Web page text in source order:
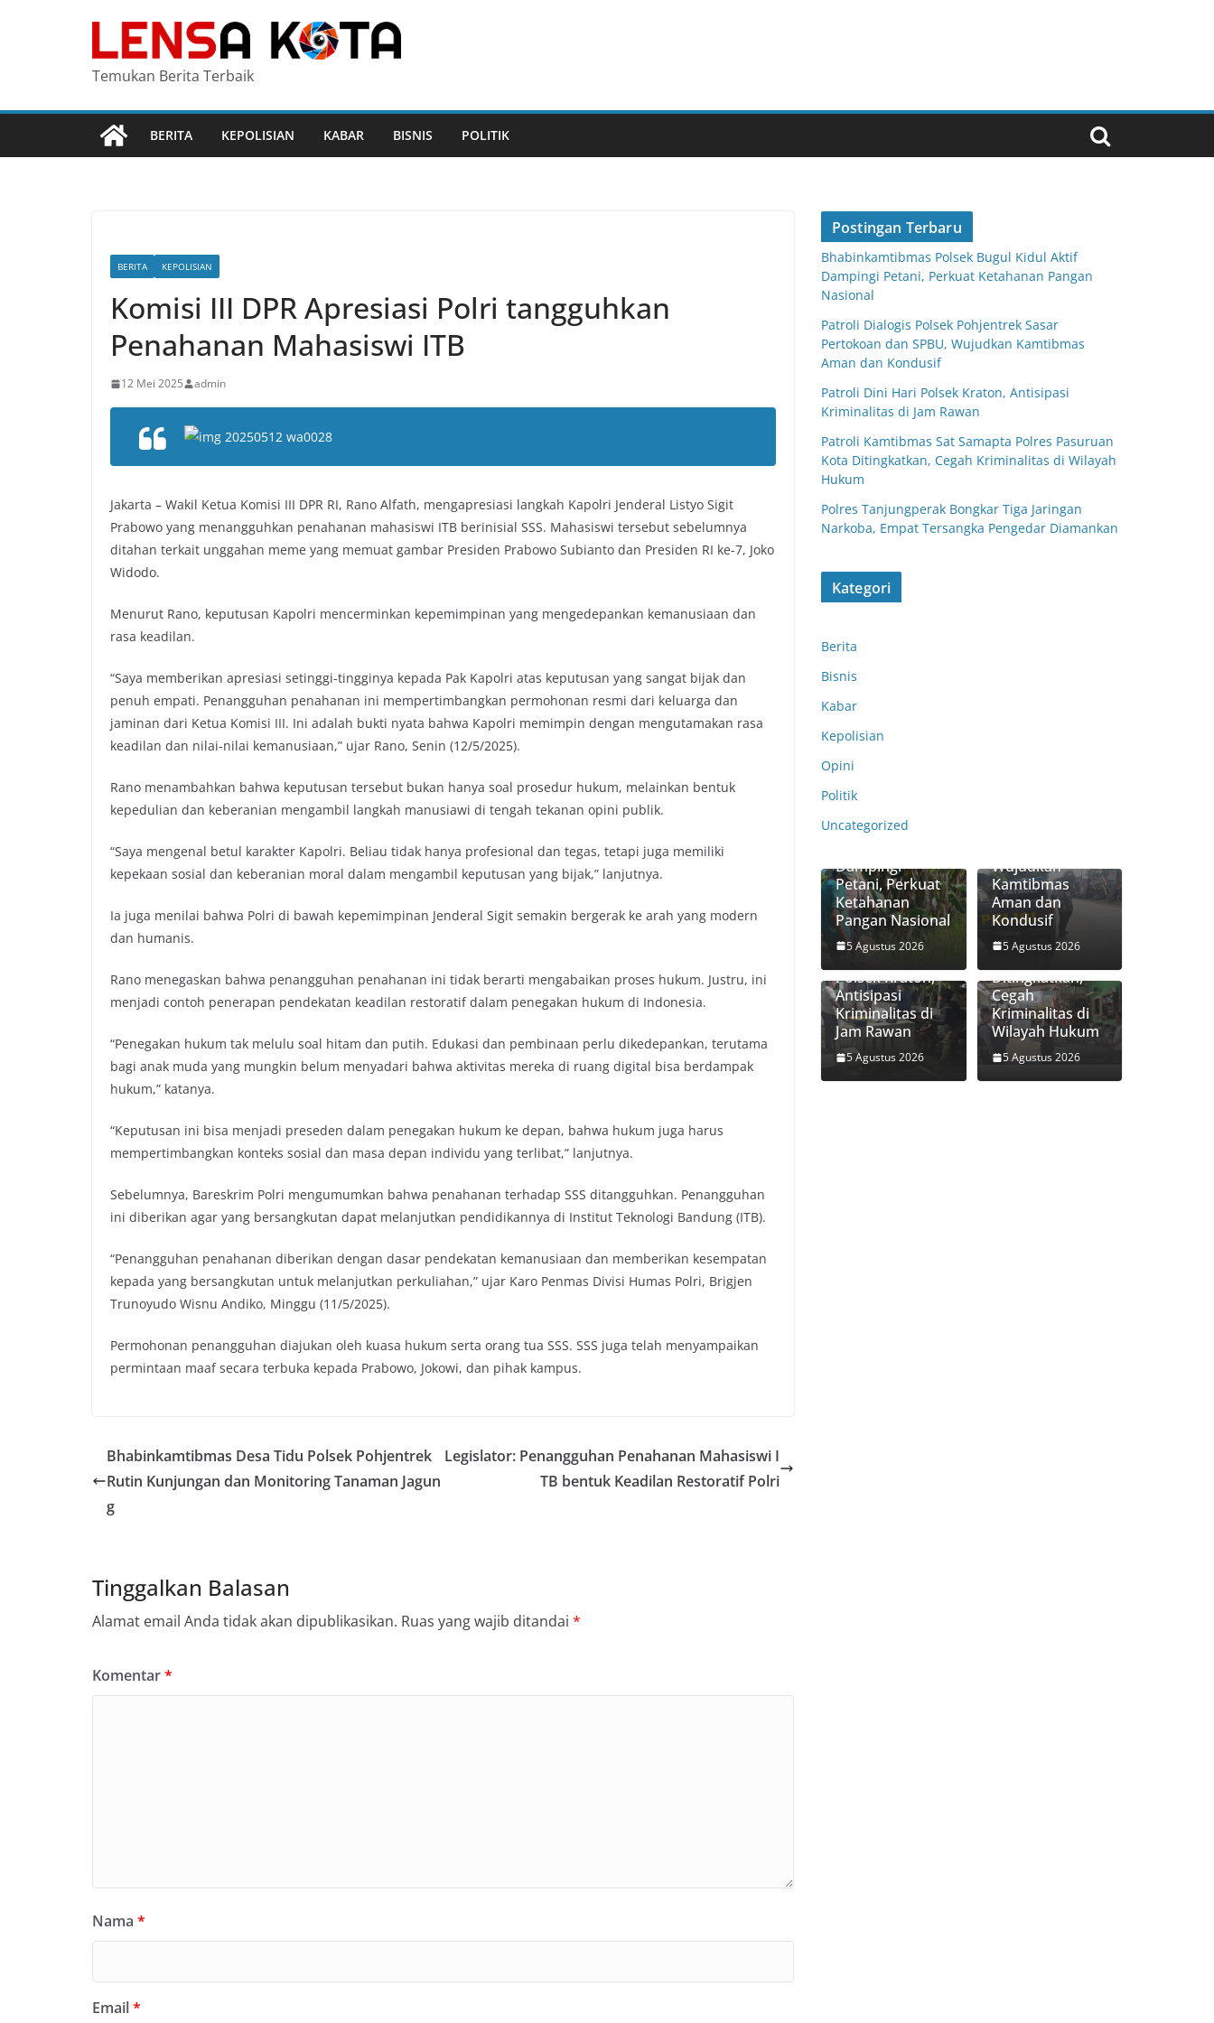
Temukan Berita Terbaik
BERITA KEPOLISIAN KABAR BISNIS POLITIK
BERITA KEPOLISIAN
Komisi III DPR Apresiasi Polri tangguhkan
Penahanan Mahasiswi ITB
12 Mei 2025 admin
Jakarta – Wakil Ketua Komisi III DPR RI, Rano Alfath, mengapresiasi langkah Kapolri Jenderal Listyo Sigit
Prabowo yang menangguhkan penahanan mahasiswi ITB berinisial SSS. Mahasiswi tersebut sebelumnya
ditahan terkait unggahan meme yang memuat gambar Presiden Prabowo Subianto dan Presiden RI ke-7, Joko
Widodo.
Menurut Rano, keputusan Kapolri mencerminkan kepemimpinan yang mengedepankan kemanusiaan dan
rasa keadilan.
“Saya memberikan apresiasi setinggi-tingginya kepada Pak Kapolri atas keputusan yang sangat bijak dan
penuh empati. Penangguhan penahanan ini mempertimbangkan permohonan resmi dari keluarga dan
jaminan dari Ketua Komisi III. Ini adalah bukti nyata bahwa Kapolri memimpin dengan mengutamakan rasa
keadilan dan nilai-nilai kemanusiaan,” ujar Rano, Senin (12/5/2025).
Rano menambahkan bahwa keputusan tersebut bukan hanya soal prosedur hukum, melainkan bentuk
kepedulian dan keberanian mengambil langkah manusiawi di tengah tekanan opini publik.
“Saya mengenal betul karakter Kapolri. Beliau tidak hanya profesional dan tegas, tetapi juga memiliki
kepekaan sosial dan keberanian moral dalam mengambil keputusan yang bijak,” lanjutnya.
Ia juga menilai bahwa Polri di bawah kepemimpinan Jenderal Sigit semakin bergerak ke arah yang modern
dan humanis.
Rano menegaskan bahwa penangguhan penahanan ini tidak berarti mengabaikan proses hukum. Justru, ini
menjadi contoh penerapan pendekatan keadilan restoratif dalam penegakan hukum di Indonesia.
“Penegakan hukum tak melulu soal hitam dan putih. Edukasi dan pembinaan perlu dikedepankan, terutama
bagi anak muda yang mungkin belum menyadari bahwa aktivitas mereka di ruang digital bisa berdampak
hukum,” katanya.
“Keputusan ini bisa menjadi preseden dalam penegakan hukum ke depan, bahwa hukum juga harus
mempertimbangkan konteks sosial dan masa depan individu yang terlibat,” lanjutnya.
Sebelumnya, Bareskrim Polri mengumumkan bahwa penahanan terhadap SSS ditangguhkan. Penangguhan
ini diberikan agar yang bersangkutan dapat melanjutkan pendidikannya di Institut Teknologi Bandung (ITB).
“Penangguhan penahanan diberikan dengan dasar pendekatan kemanusiaan dan memberikan kesempatan
kepada yang bersangkutan untuk melanjutkan perkuliahan,” ujar Karo Penmas Divisi Humas Polri, Brigjen
Trunoyudo Wisnu Andiko, Minggu (11/5/2025).
Permohonan penangguhan diajukan oleh kuasa hukum serta orang tua SSS. SSS juga telah menyampaikan
permintaan maaf secara terbuka kepada Prabowo, Jokowi, dan pihak kampus.
Bhabinkamtibmas Desa Tidu Polsek Pohjentrek
Rutin Kunjungan dan Monitoring Tanaman Jagun
g
Legislator: Penangguhan Penahanan Mahasiswi I
TB bentuk Keadilan Restoratif Polri
Tinggalkan Balasan
Alamat email Anda tidak akan dipublikasikan. Ruas yang wajib ditandai *
Komentar*
Nama *
Email*
Postingan Terbaru
Bhabinkamtibmas Polsek Bugul Kidul Aktif
Dampingi Petani, Perkuat Ketahanan Pangan
Nasional
Patroli Dialogis Polsek Pohjentrek Sasar
Pertokoan dan SPBU, Wujudkan Kamtibmas
Aman dan Kondusif
Patroli Dini Hari Polsek Kraton, Antisipasi
Kriminalitas di Jam Rawan
Patroli Kamtibmas Sat Samapta Polres Pasuruan
Kota Ditingkatkan, Cegah Kriminalitas di Wilayah
Hukum
Polres Tanjungperak Bongkar Tiga Jaringan
Narkoba, Empat Tersangka Pengedar Diamankan
Kategori
Berita
Bisnis
Kabar
Kepolisian
Opini
Politik
Uncategorized
as Polsek Bugul
Dampingi
Petani, Perkuat
Ketahanan
Pangan Nasional
5 Agustus 2026
Wujudkan
Kamtibmas
Aman dan
Kondusif
5 Agustus 2026
Patroli Dini Hari
Polsek Kraton,
Antisipasi
Kriminalitas di
Jam Rawan
5 Agustus 2026
Patroli
Kamtibmas Sat
Samapta Polres
Pasuruan Kota
Ditingkatkan,
Cegah
Kriminalitas di
Wilayah Hukum
5 Agustus 2026